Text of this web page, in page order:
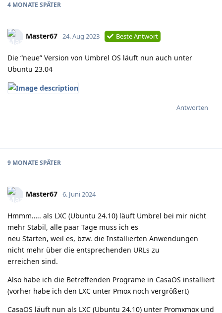
4 MONATE SPÄTER
Master67 24. Aug 2023 Beste Antwort
Die “neue” Version von Umbrel OS läuft nun auch unter
Ubuntu 23.04
Antworten
9 MONATE SPÄTER
Master67 6. Juni 2024
Hmmm….. als LXC (Ubuntu 24.10) läuft Umbrel bei mir nicht
mehr Stabil, alle paar Tage muss ich es
neu Starten, weil es, bzw. die Installierten Anwendungen
nicht mehr über die entsprechenden URLs zu
erreichen sind.
Also habe ich die Betreffenden Programe in CasaOS installiert
(vorher habe ich den LXC unter Pmox noch vergrößert)
CasaOS läuft nun als LXC (Ubuntu 24.10) unter Promxmox und